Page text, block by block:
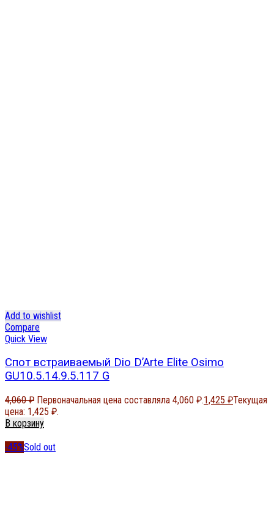
Add to wishlist
Compare
Quick View
Спот встраиваемый Dio D’Arte Elite Osimo
GU10.5.14.9.5.117 G
4,060₽ Первоначальная цена составляла 4,060 ₽.1,425 ₽Текущая
цена: 1,425 ₽.
В корзину
-45%Sold out